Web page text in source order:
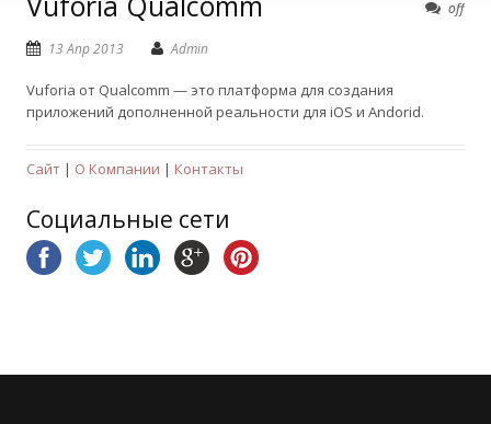
off
13 Апр 2013 Admin
Vuforia от Qualcomm — это платформа для создания
приложений дополненной реальности для iOS и Andorid.
Сайт | О Компании | Контакты
Социальные сети